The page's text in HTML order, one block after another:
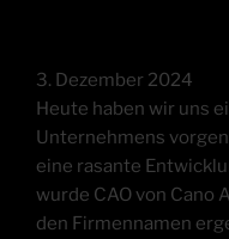
3. Dezem­ber 2024
Heu­te haben wir uns
Unter­neh­mens
eine rasan­te
wur­de CAO von Cano
den Fir­men­na­men